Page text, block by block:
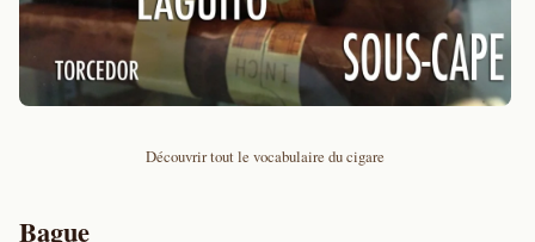
Découvrir tout le vocabulaire du cigare
Bague